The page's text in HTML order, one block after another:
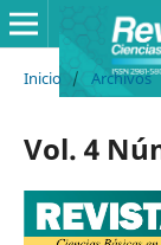
Inicio / Archivos
Vol. 4